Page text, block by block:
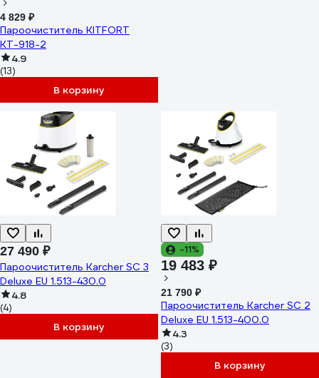
4 829 ₽
Пароочиститель KITFORT
КТ-918-2
4.9
(13)
В корзину
27 490 ₽
Пароочиститель Karcher SC 3
Deluxe EU 1.513-430.0
4.8
(4)
В корзину
-11%
19 483 ₽
21 790 ₽
Пароочиститель Karcher SC 2
Deluxe EU 1.513-400.0
4.3
(3)
В корзину